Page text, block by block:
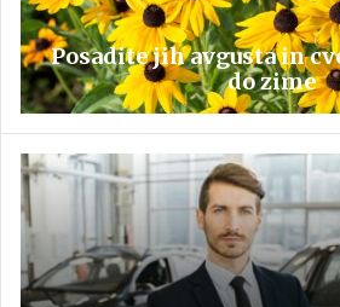
Posadite jih avgusta in
do zime